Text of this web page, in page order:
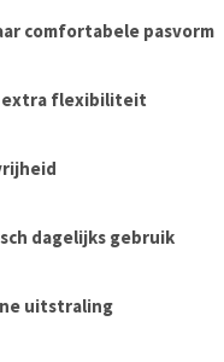
comfortabele pasvorm
extra flexibiliteit
dagelijks gebruik
uitstraling